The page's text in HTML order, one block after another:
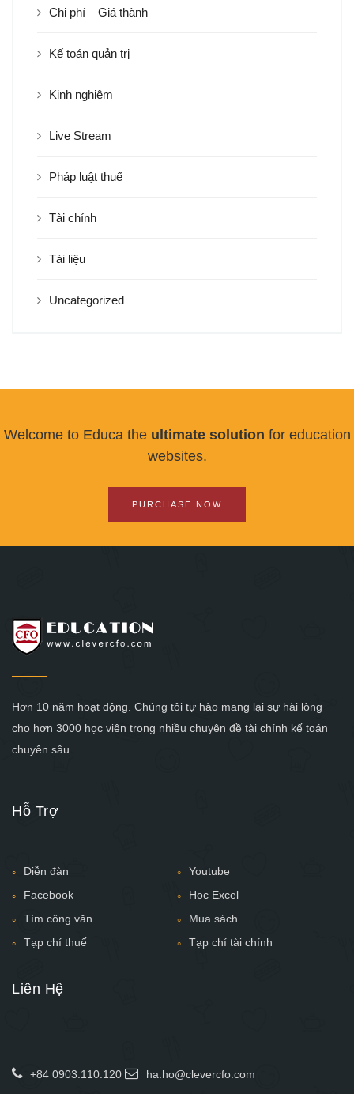
Chi phí – Giá thành
Kế toán quản trị
Kinh nghiệm
Live Stream
Pháp luật thuế
Tài chính
Tài liệu
Uncategorized
Welcome to Educa the ultimate solution for education
websites.
PURCHASE NOW
Hơn 10 năm hoạt động. Chúng tôi tự hào mang lại sự hài lòng
cho hơn 3000 học viên trong nhiều chuyên đề tài chính kế toán
chuyên sâu.
Hỗ Trợ
Diễn đàn
Youtube
Facebook
Học Excel
Tìm công văn
Mua sách
Tạp chí thuế
Tạp chí tài chính
Liên Hệ
+84 0903.110.120 ha.ho@clevercfo.com